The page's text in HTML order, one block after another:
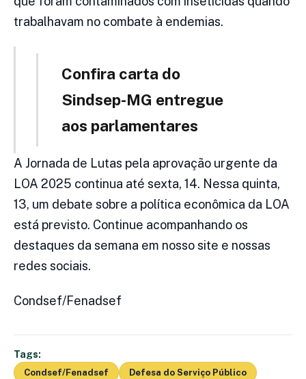
trabalhavam no combate à endemias.
Confira carta do
Sindsep-MG entregue
aos parlamentares
A Jornada de Lutas pela aprovação urgente da
LOA 2025 continua até sexta, 14. Nessa quinta,
13, um debate sobre a política econômica da LOA
está previsto. Continue acompanhando os
destaques da semana em nosso site e nossas
redes sociais.
Condsef/Fenadsef
Tags:
Condsef/Fenadsef Defesa do Serviço Público